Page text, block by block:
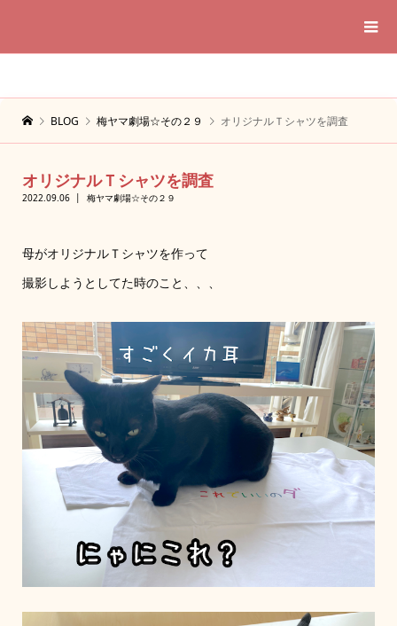
BLOG 梅ヤマ劇場☆その２９ オリジナルＴシャツを調査
オリジナルＴシャツを調査
2022.09.06 梅ヤマ劇場☆その２９
母がオリジナルＴシャツを作って
撮影しようとしてた時のこと、、、